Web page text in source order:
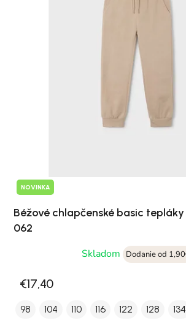
NOVINKA
Béžové chlapčenské basic
062
Skladom
Dodanie od
€17,40
98 104 110 116 122 128 134